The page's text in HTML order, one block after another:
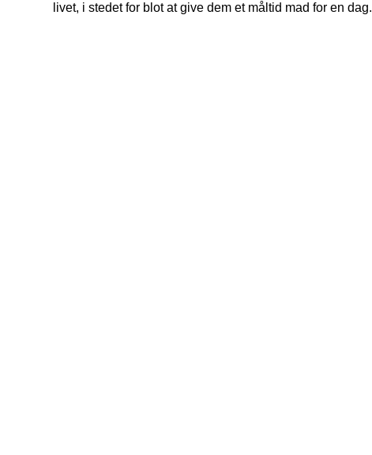
livet, i stedet for blot at give dem et måltid mad for en dag.